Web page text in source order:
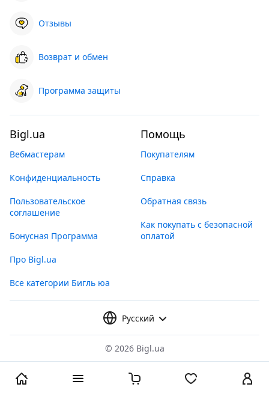
Отзывы
Возврат и обмен
Программа защиты
Bigl.ua
Вебмастерам
Конфиденциальность
Пользовательское
соглашение
Бонусная Программа
Про Bigl.ua
Все категории Бигль юа
Помощь
Покупателям
Справка
Обратная связь
Как покупать с безопасной
оплатой
Русский
© 2026 Bigl.ua